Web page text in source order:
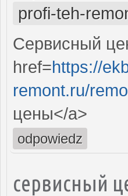
profi-teh-
Сервисный
href=https://
remont.ru/
цены</a>
odpowiedz
сервисный